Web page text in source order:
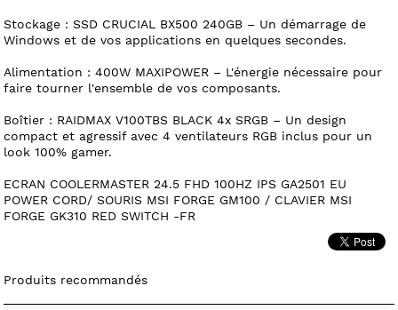
Stockage : SSD CRUCIAL BX500 240GB – Un démarrage de
Windows et de vos applications en quelques secondes.
Alimentation : 400W MAXIPOWER – L'énergie nécessaire pour
faire tourner l'ensemble de vos composants.
Boîtier : RAIDMAX V100TBS BLACK 4x SRGB – Un design
compact et agressif avec 4 ventilateurs RGB inclus pour un
look 100% gamer.
ECRAN COOLERMASTER 24.5 FHD 100HZ IPS GA2501 EU
POWER CORD/ SOURIS MSI FORGE GM100 / CLAVIER MSI
FORGE GK310 RED SWITCH -FR
Produits recommandés